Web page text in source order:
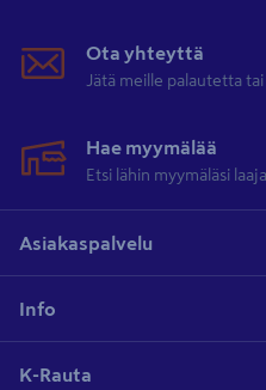
Ota yhteyttä
Jätä meille palautetta
Hae myymälää
Etsi lähin myymäläsi
Asiakaspalvelu
Info
K-Rauta